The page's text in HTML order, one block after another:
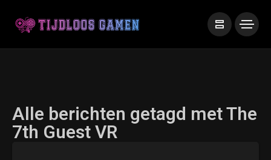
Alle berichten getagd met The
7th Guest VR